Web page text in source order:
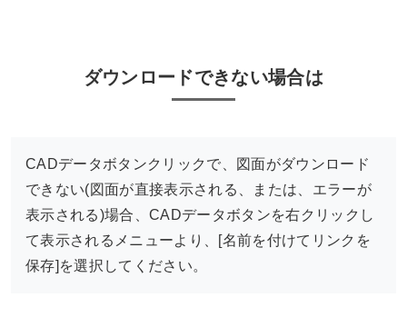
ダウンロードできない場合は
CADデータボタンクリックで、図面がダウンロード
できない(図面が直接表示される、または、エラーが
表示される)場合、CADデータボタンを右クリックし
て表示されるメニューより、[名前を付けてリンクを
保存]を選択してください。